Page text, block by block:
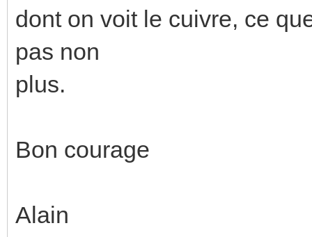
dont on voit le cuivre, ce
pas non
plus.
Bon courage
Alain